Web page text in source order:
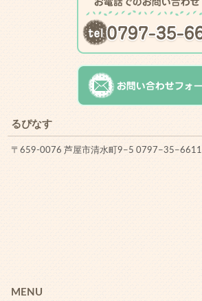
るぴなす
〒659-0076 芦屋市清水町9−5 0797−35−6611
MENU